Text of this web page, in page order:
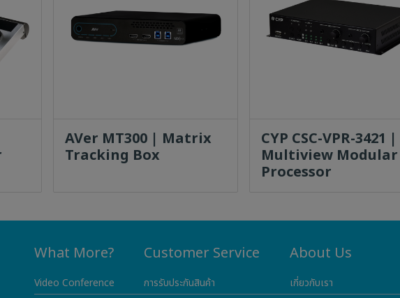
AVer MT300 | Matrix
Tracking Box
CYP CSC-VPR-3421 |
Multiview Modular
Processor
What More?
Video Conference
Customer Service
การรับประกันสินค้า
About Us
เกี่ยวกับเรา